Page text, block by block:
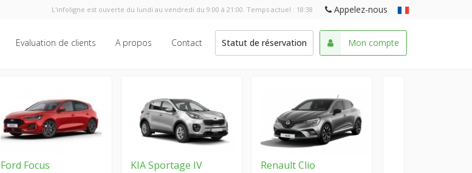
L'infoligne est ouverte du lundi au vendredi du 9:00 à 21:00. Temps actuel : 18:38 Appelez-nous
Evaluation de clients A propos Contact Statut de réservation Mon compte
Ford Focus KIASportage IV RenaultClio